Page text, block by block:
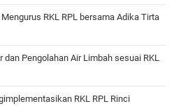
RKL RPL bersama Adika Tirta
Pengolahan Air Limbah sesuai RKL
RKL RPL Rinci